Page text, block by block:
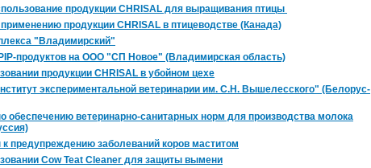
про­дук­ции CHRISAL для вы­ра­щи­ва­ния птицы
про­дук­ции CHRISAL в пти­це­вод­стве (Ка­на­да)
"Вла­ди­мир­ский"
про­дук­тов на ООО "СП Новое" (Вла­ди­мир­ская об­ласть)
про­дук­ции CHRISAL в убой­ном цехе
экс­пе­ри­мен­таль­ной ве­те­ри­на­рии им. С.Н. Вы­ше­лес­ско­го" (Бе­ло­рус­
обес­пе­че­нию ве­те­ри­нар­но-са­ни­тар­ных норм для про­из­вод­ства мо­ло­ка
пре­ду­пре­жде­нию за­бо­ле­ва­ний коров ма­сти­том
Cow Teat Cleaner для за­щи­ты вы­ме­ни